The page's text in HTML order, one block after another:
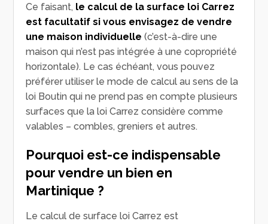
Ce faisant, le calcul de la surface loi Carrez
est facultatif si vous envisagez de vendre
une maison individuelle (c’est-à-dire une
maison qui n’est pas intégrée à une copropriété
horizontale). Le cas échéant, vous pouvez
préférer utiliser le mode de calcul au sens de la
loi Boutin qui ne prend pas en compte plusieurs
surfaces que la loi Carrez considère comme
valables – combles, greniers et autres.
Pourquoi est-ce indispensable
pour vendre un bien en
Martinique ?
Le calcul de surface loi Carrez est